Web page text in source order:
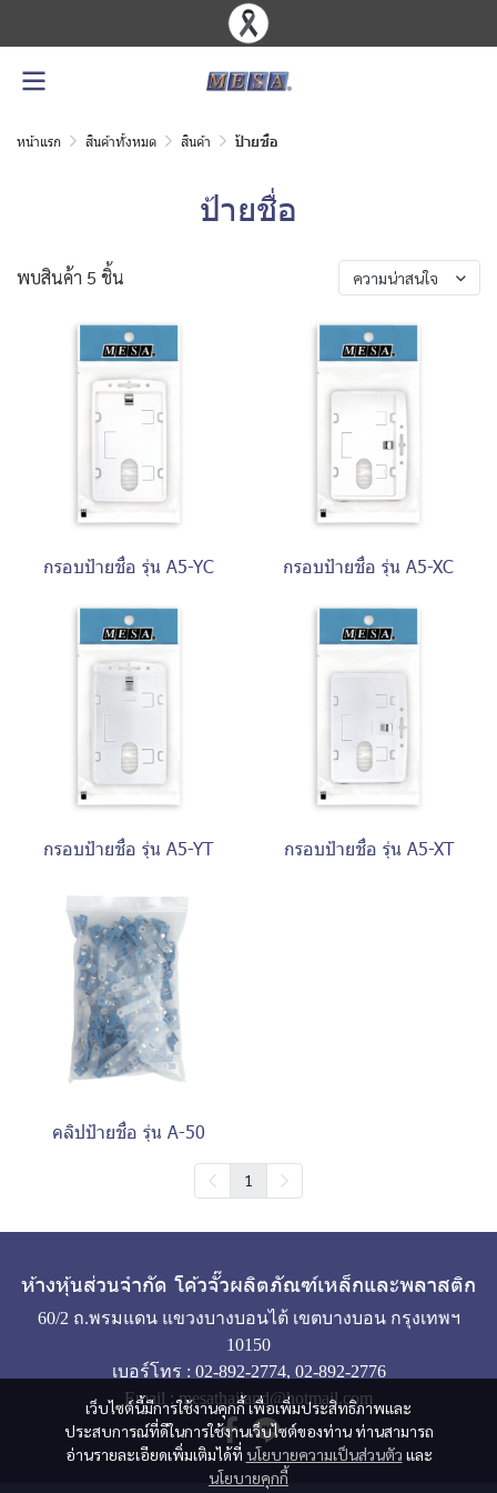
หน้าแรก สินค้าทั้งหมด สินค้า ป้ายชื่อ
ป้ายชื่อ
พบสินค้า 5 ชิ้น ความน่าสนใจ
กรอบป้ายชื่อ รุ่น A5-YC กรอบป้ายชื่อ รุ่น A5-XC
กรอบป้ายชื่อ รุ่น A5-YT กรอบป้ายชื่อ รุ่น A5-XT
คลิปป้ายชื่อ รุ่น A-50
1
เว็บไซต์นี้มีการใช้งานคุกกี้ เพื่อเพิ่มประสิทธิภาพและ
ประสบการณ์ที่ดีในการใช้งานเว็บไซต์ของท่าน ท่านสามารถ
อ่านรายละเอียดเพิ่มเติมได้ที่ นโยบายความเป็นส่วนตัว และ
นโยบายคุกกี้
ห้างหุ้นส่วนจำกัด โค้วจั๊วผลิตภัณฑ์เหล็กและพลาสติก
60/2 ถ.พรมแดน แขวงบางบอนไต้ เขตบางบอน กรุงเทพฯ
10150
เบอร์โทร : 02-892-2774, 02-892-2776
Email :mesathailand@hotmail.com